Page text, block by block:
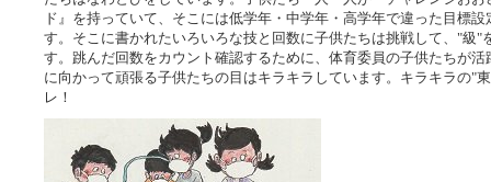
ド』を持っていて、そこには低学年・中学年・高学年で違った目標
す。そこに書かれたいろいろな技と回数に子供たちは挑戦して、"級"
す。跳んだ回数をカウント確認するために、体育委員の子供たちが活
に向かって頑張る子供たちの目はキラキラしています。キラキラの"
レ！